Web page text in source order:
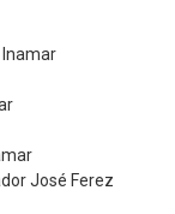
José Ferez